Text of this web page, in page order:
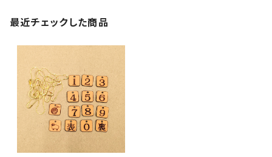
最近チェックした商品